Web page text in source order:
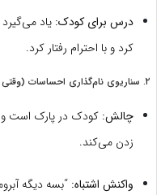
درس برای کودک: یاد
کرد و با احترام رفتار کرد.
۲. سناریوی نام‌گذاری احساسات (وقتی کودک جیغ می‌زند)
چالش: کودک در پارک است و
زدن می‌کند.
واکنش اشتباه: “بسه دیگه